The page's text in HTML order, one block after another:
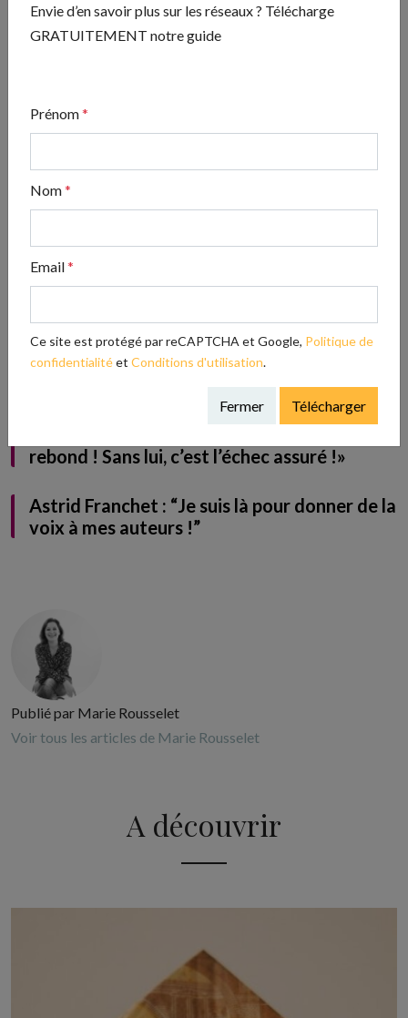
Envie d’en savoir plus sur les réseaux ? Télécharge
GRATUITEMENT notre guide
Prénom*
Nom*
Email*
Ce site est protégé par reCAPTCHA et Google, Politique de
confidentialitéet Conditions d'utilisation.
Fermer Télécharger
ADOPTE TON RÉSEAU
GRATUITEMENT notre guide
Articles les plus lus
Les avis clients : le super pouvoir de votre
Les 4 accords Toltèques, un enseignement à
ne pas négliger dans le business
rebond ! Sans lui, c’est l’échec assuré !»
Astrid Franchet : “Je suis là pour donner de la
voix à mes auteurs !”
Publié par Marie Rousselet
Voir tous les articles de Marie Rousselet
A découvrir